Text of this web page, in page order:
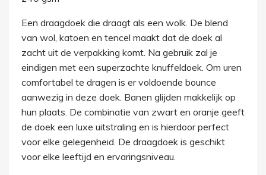
Een draagdoek die draagt als een wolk. De blend
van wol, katoen en tencel maakt dat de doek al
zacht uit de verpakking komt. Na gebruik zal je
eindigen met een superzachte knuffeldoek. Om uren
comfortabel te dragen is er voldoende bounce
aanwezig in deze doek. Banen glijden makkelijk op
hun plaats. De combinatie van zwart en oranje geeft
de doek een luxe uitstraling en is hierdoor perfect
voor elke gelegenheid. De draagdoek is geschikt
voor elke leeftijd en ervaringsniveau.